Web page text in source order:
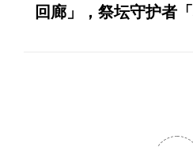
回廊」，祭坛守护者